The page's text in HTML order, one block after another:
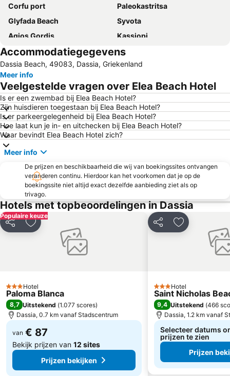
Corfu port
Paleokastritsa
Glyfada Beach
Syvota
Agios Gordis
Kassiopi
Aqualand Corfu
Ethniko Stadio Kerkyras
Kavos Beach
Kontogialos Pelekas Beach
Acharavi
Syri i Kaltër
Nisaki
Igoumenitsa
Ipsos
Blue Lagoon
Barbati
Palaiokastritsa Caves
Messonghi Paralia
Bella Vraka Beach
Porto Palermo
Kontokali
Ermones
Kouloura Beach
Butrint
Agios Georgios
Canal d'Amour
Kommeno
Mount Pantokratoras
Mon Repos
Waterpark & Sport Center ''Hydropolis''
Rex
Agios Georgios Church
Cosmic
Butrint National Park
Agios Stefanos
Aghios Georgios Argirades
Accommodatiegegevens
Dassia Beach, 49083, Dassia, Griekenland
Meer info
Veelgestelde vragen over Elea Beach Hotel
Is er een zwembad bij Elea Beach Hotel?
Zijn huisdieren toegestaan bij Elea Beach Hotel?
Is er parkeergelegenheid bij Elea Beach Hotel?
Hoe laat kun je in- en uitchecken bij Elea Beach Hotel?
Waar bevindt Elea Beach Hotel zich?
Meer info
De prijzen en beschikbaarheid die wij van boekingssites ontvangen
veranderen continu. Hierdoor kan het voorkomen dat je op de
boekingssite niet altijd exact dezelfde aanbieding ziet als op
trivago.
Hotels met topbeoordelingen in Dassia
Populaire keuze
Delen Toevoegen aan favorieten
3 Sterren
Hotel
Paloma Blanca
8,7 Uitstekend (1.077 scores)
Dassia, 0.7 km vanaf Stadscentrum
van € 87
Bekijk prijzen van 12 sites
Prijzen bekijken
Delen Toevoegen
3 Sterren
Hotel
Saint Nicholas
9,4 Uitstekend (466
Dassia, 1.2 km vanaf
Selecteer datums
prijzen te zien
Prijzen